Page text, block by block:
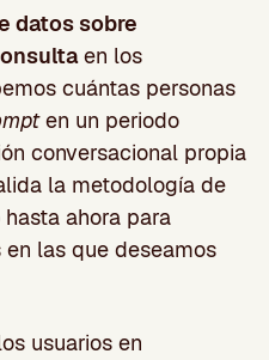
datos sobre
en los
cuántas personas
en un periodo
conversacional propia
la metodología de
ahora para
las que deseamos
usuarios en